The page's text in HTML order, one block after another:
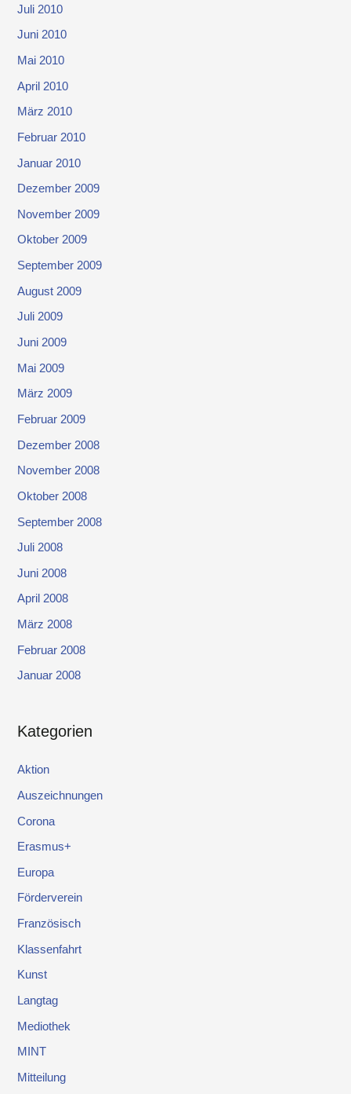
Juli 2010
Juni 2010
Mai 2010
April 2010
März 2010
Februar 2010
Januar 2010
Dezember 2009
November 2009
Oktober 2009
September 2009
August 2009
Juli 2009
Juni 2009
Mai 2009
März 2009
Februar 2009
Dezember 2008
November 2008
Oktober 2008
September 2008
Juli 2008
Juni 2008
April 2008
März 2008
Februar 2008
Januar 2008
Kategorien
Aktion
Auszeichnungen
Corona
Erasmus+
Europa
Förderverein
Französisch
Klassenfahrt
Kunst
Langtag
Mediothek
MINT
Mitteilung